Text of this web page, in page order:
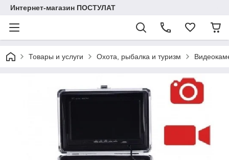
Интернет-магазин ПОСТУЛАТ
Товары и услуги Охота, рыбалка и туризм